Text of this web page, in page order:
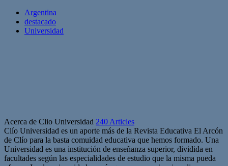
Argentina
destacado
Universidad
Acerca de Clio Universidad 240 Articles
Clío Universidad es un aporte más de la Revista Educativa El Arcón
de Clío para la basta comuidad educativa que hemos formado. Una
Universidad es una institución de enseñanza superior, dividida en
facultades según las especialidades de estudio que la misma pueda